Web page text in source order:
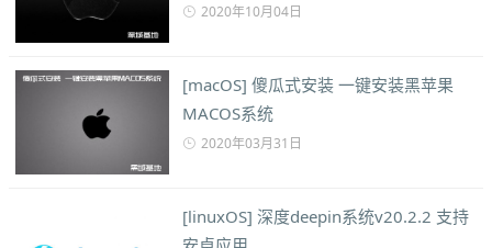
2020年10月04日
[macOS] 傻瓜式安装 一键安装黑苹果
MACOS系统
2020年03月31日
[linuxOS] 深度deepin系统v20.2.2 支持